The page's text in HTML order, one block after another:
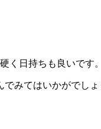
く日持ちも良いです
みてはいかがでしょ